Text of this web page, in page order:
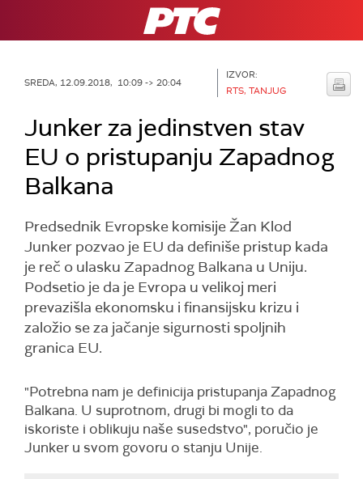
RTS
SREDA, 12.09.2018, 10:09 -> 20:04
IZVOR:
RTS, TANJUG
Junker za jedinstven stav
EU o pristupanju Zapadnog
Balkana
Predsednik Evropske komisije Žan Klod
Junker pozvao je EU da definiše pristup kada
je reč o ulasku Zapadnog Balkana u Uniju.
Podsetio je da je Evropa u velikoj meri
prevazišla ekonomsku i finansijsku krizu i
založio se za jačanje sigurnosti spoljnih
granica EU.
"Potrebna nam je definicija pristupanja Zapadnog
Balkana. U suprotnom, drugi bi mogli to da
iskoriste i oblikuju naše susedstvo", poručio je
Junker u svom govoru o stanju Unije.